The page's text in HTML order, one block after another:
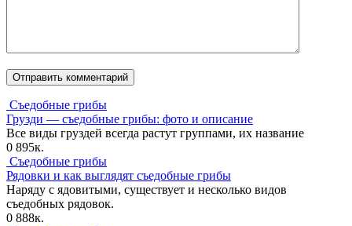
Съедобные грибы
Грузди — съедобные грибы: фото и описание
Все виды груздей всегда растут группами, их название
0 895к.
Съедобные грибы
Рядовки и как выглядят съедобные грибы
Наряду с ядовитыми, существует и несколько видов
съедобных рядовок.
0 888к.